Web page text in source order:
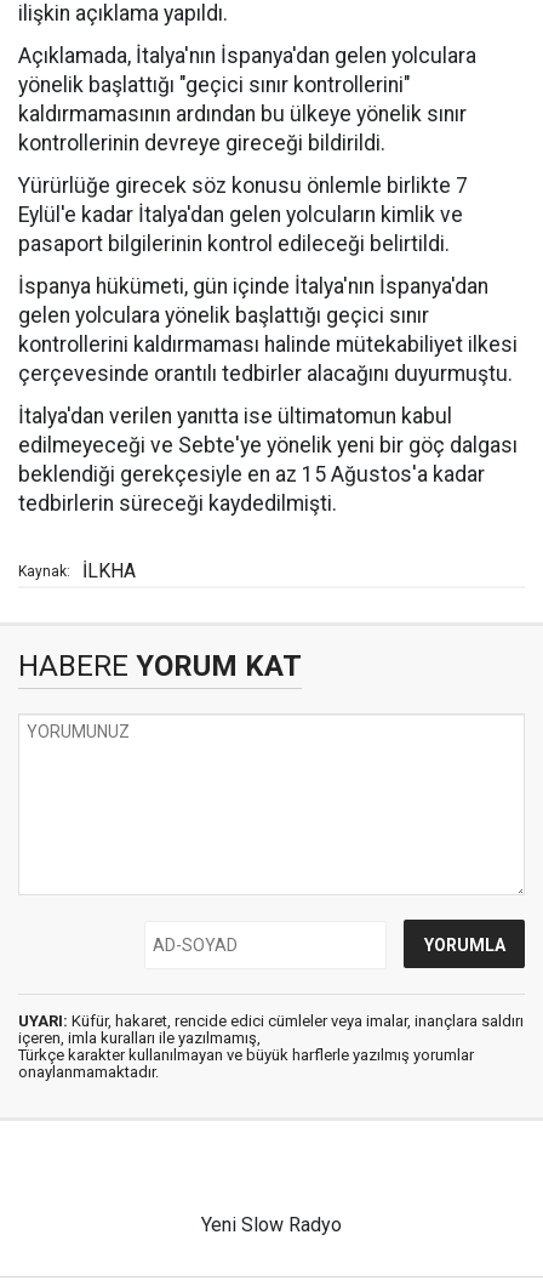
ilişkin açıklama yapıldı.
Açıklamada, İtalya'nın İspanya'dan gelen yolculara
yönelik başlattığı "geçici sınır kontrollerini"
kaldırmamasının ardından bu ülkeye yönelik sınır
kontrollerinin devreye gireceği bildirildi.
Yürürlüğe girecek söz konusu önlemle birlikte 7
Eylül'e kadar İtalya'dan gelen yolcuların kimlik ve
pasaport bilgilerinin kontrol edileceği belirtildi.
İspanya hükümeti, gün içinde İtalya'nın İspanya'dan
gelen yolculara yönelik başlattığı geçici sınır
kontrollerini kaldırmaması halinde mütekabiliyet ilkesi
çerçevesinde orantılı tedbirler alacağını duyurmuştu.
İtalya'dan verilen yanıtta ise ültimatomun kabul
edilmeyeceği ve Sebte'ye yönelik yeni bir göç dalgası
beklendiği gerekçesiyle en az 15 Ağustos'a kadar
tedbirlerin süreceği kaydedilmişti.
Kaynak: İLKHA
HABERE YORUM KAT
UYARI: Küfür, hakaret, rencide edici cümleler veya imalar, inançlara saldırı
içeren, imla kuralları ile yazılmamış,
Türkçe karakter kullanılmayan ve büyük harflerle yazılmış yorumlar
onaylanmamaktadır.
Yeni Slow Radyo